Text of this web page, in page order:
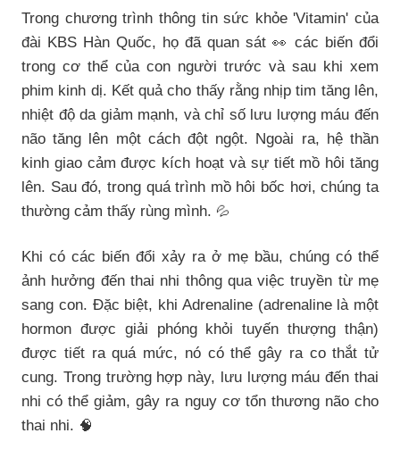
Trong chương trình thông tin sức khỏe 'Vitamin' của
đài KBS Hàn Quốc, họ đã quan sát 👀 các biến đổi
trong cơ thể của con người trước và sau khi xem
phim kinh dị. Kết quả cho thấy rằng nhịp tim tăng lên,
nhiệt độ da giảm mạnh, và chỉ số lưu lượng máu đến
não tăng lên một cách đột ngột. Ngoài ra, hệ thần
kinh giao cảm được kích hoạt và sự tiết mồ hôi tăng
lên. Sau đó, trong quá trình mồ hôi bốc hơi, chúng ta
thường cảm thấy rùng mình. 💦
Khi có các biến đổi xảy ra ở mẹ bầu, chúng có thể
ảnh hưởng đến thai nhi thông qua việc truyền từ mẹ
sang con. Đặc biệt, khi Adrenaline (adrenaline là một
hormon được giải phóng khỏi tuyến thượng thận)
được tiết ra quá mức, nó có thể gây ra co thắt tử
cung. Trong trường hợp này, lưu lượng máu đến thai
nhi có thể giảm, gây ra nguy cơ tổn thương não cho
thai nhi. 🧠